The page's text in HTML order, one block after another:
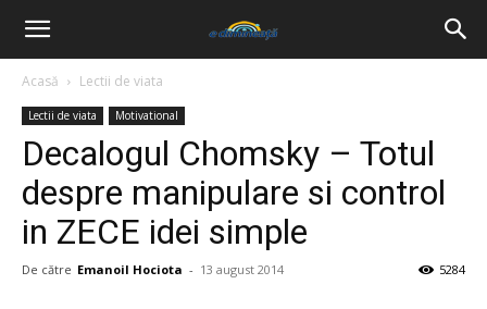
Acasă Lectii de viata
Lectii de viata Motivational
Decalogul Chomsky – Totul
despre manipulare si control
in ZECE idei simple
De către Emanoil Hociota - 13 august 2014 5284